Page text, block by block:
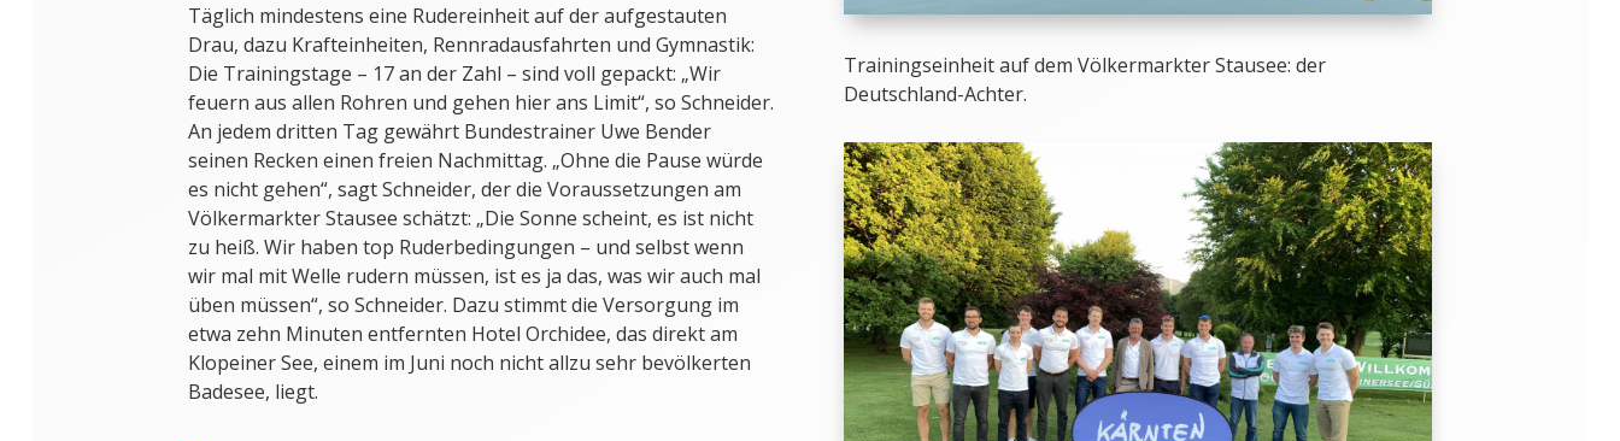
Täglich mindestens eine Rudereinheit auf der aufgestauten
Drau, dazu Krafteinheiten, Rennradausfahrten und Gymnastik:
Die Trainingstage – 17 an der Zahl – sind voll gepackt: „Wir
feuern aus allen Rohren und gehen hier ans Limit“, so Schneider.
An jedem dritten Tag gewährt Bundestrainer Uwe Bender
seinen Recken einen freien Nachmittag. „Ohne die Pause würde
es nicht gehen“, sagt Schneider, der die Voraussetzungen am
Völkermarkter Stausee schätzt: „Die Sonne scheint, es ist nicht
zu heiß. Wir haben top Ruderbedingungen – und selbst wenn
wir mal mit Welle rudern müssen, ist es ja das, was wir auch mal
üben müssen“, so Schneider. Dazu stimmt die Versorgung im
etwa zehn Minuten entfernten Hotel Orchidee, das direkt am
Klopeiner See, einem im Juni noch nicht allzu sehr bevölkerten
Badesee, liegt.
Trainingseinheit auf dem Völkermarkter Stausee: der
Deutschland-Achter.